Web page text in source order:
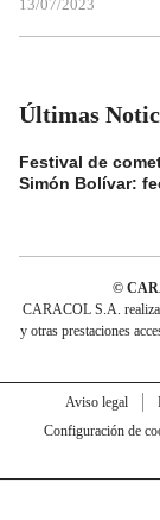
13/07/2023
Últimas
Festival de
Simón Bolívar:
©
CARACOL S.A. realiza
y otras prestaciones
Aviso legal
Configuración de